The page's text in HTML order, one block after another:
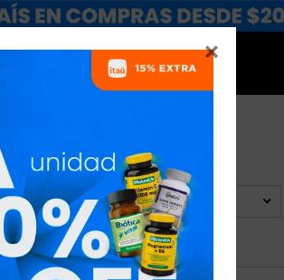

NUTRICIONISTAS
EN SALE
PRECIO($)